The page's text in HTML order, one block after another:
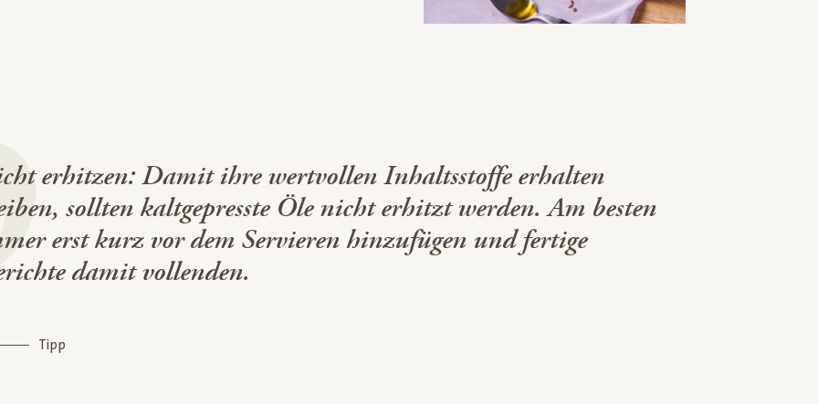
erhitzen: Damit ihre wertvollen Inhaltsstoffe erhalten
sollten kaltgepresste Öle nicht erhitzt werden. Am besten
erst kurz vor dem Servieren hinzufügen und fertige
damit vollenden.
Tipp